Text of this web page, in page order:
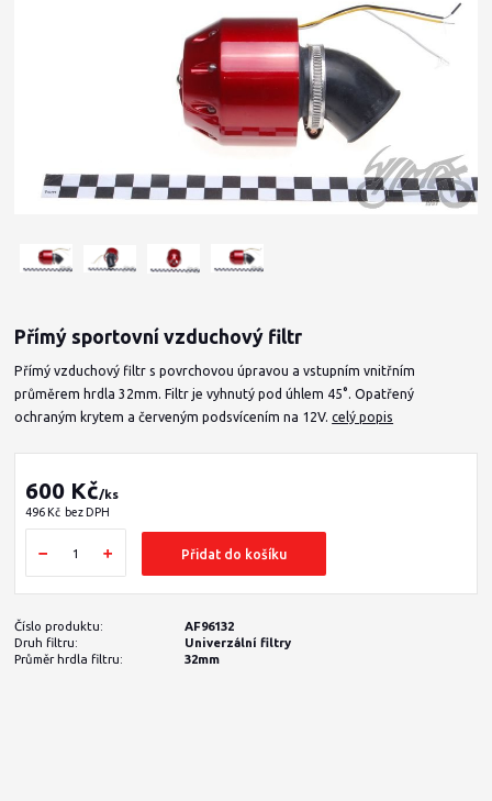
Přímý sportovní vzduchový filtr
Přímý vzduchový filtr s povrchovou úpravou a vstupním vnitřním
průměrem hrdla 32mm. Filtr je vyhnutý pod úhlem 45°. Opatřený
ochraným krytem a červeným podsvícením na 12V.celý popis
600 Kč/ks
496 Kč bez DPH
Přidat do košíku
Číslo produktu:
AF96132
Druh filtru:
Univerzální filtry
Průměr hrdla filtru:
32mm